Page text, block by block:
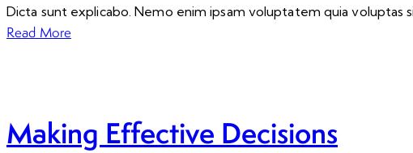
Dicta sunt explicabo. Nemo enim ipsam voluptatem quia
Read More
Making Effective Decisions